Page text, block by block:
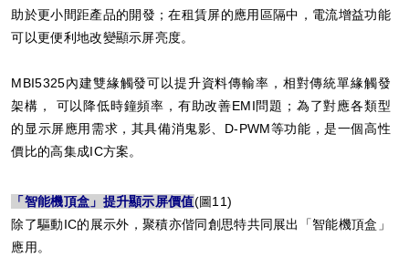
助於更小間距產品的開發；在租賃屏的應用區隔中，電流增益功能
可以更便利地改變顯示屏亮度。
MBI5325內建雙緣觸發可以提升資料傳輸率，相對傳統單緣觸發
架構， 可以降低時鐘頻率，有助改善EMI問題；為了對應各類型
的显示屏應用需求，其具備消鬼影、D-PWM等功能，是一個高性
價比的高集成IC方案。
「智能機頂盒」提升顯示屏價值(圖11)
除了驅動IC的展示外，聚積亦偕同創思特共同展出「智能機頂盒」
應用。